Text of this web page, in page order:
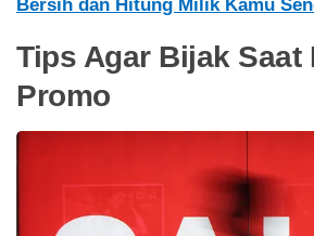
Bersih dan Hitung Milik Kamu
Tips Agar Bijak Saat
Promo